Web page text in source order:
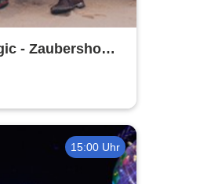
- Zaubershow
und Nico
15:00 Uhr